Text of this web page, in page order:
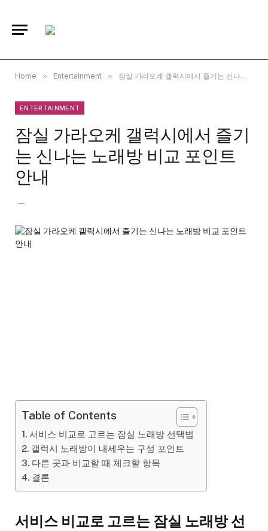
Home » Entertainment » 잠실 가라오케 갤럭시에서 즐기는 신나는 노래방 비교 포인트 안내
ENTERTAINMENT
잠실 가라오케 갤럭시에서 즐기
는 신나는 노래방 비교 포인트
안내
Table of Contents
서비스 비교로 고르는 잠실 노래방 선택법
갤럭시 노래방이 내세우는 구성 포인트
다른 곳과 비교할 때 체크할 항목
결론
서비스 비교로 고르는 잠실 노래방 선